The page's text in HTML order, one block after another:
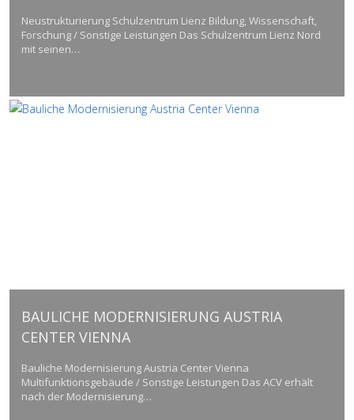
Neustrukturierung Schulzentrum Lienz Bildung, Wissenschaft,
Forschung / Sonstige Leistungen Das Schulzentrum Lienz Nord
mit seinen…
BAULICHE MODERNISIERUNG AUSTRIA
CENTER VIENNA
Bauliche Modernisierung Austria Center Vienna
Multifunktionsgebäude / Sonstige Leistungen Das ACV erhält
nach der Modernisierung…